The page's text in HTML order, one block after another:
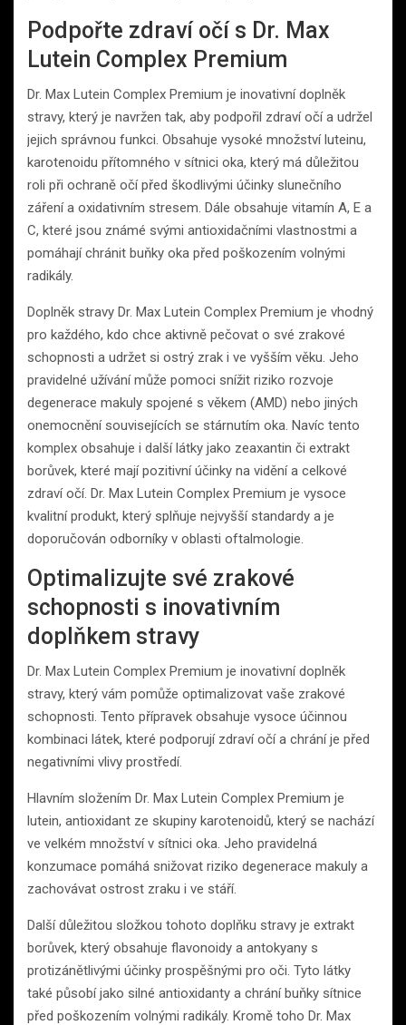
Podpořte zdraví očí s Dr. Max
Lutein Complex Premium
Dr. Max Lutein Complex Premium je inovativní doplněk
stravy, který je navržen tak, aby podpořil zdraví očí a udržel
jejich správnou funkci. Obsahuje vysoké množství luteinu,
karotenoidu přítomného v sítnici oka, který má důležitou
roli při ochraně očí před škodlivými účinky slunečního
záření a oxidativním stresem. Dále obsahuje vitamín A, E a
C, které jsou známé svými antioxidačními vlastnostmi a
pomáhají chránit buňky oka před poškozením volnými
radikály.
Doplněk stravy Dr. Max Lutein Complex Premium je vhodný
pro každého, kdo chce aktivně pečovat o své zrakové
schopnosti a udržet si ostrý zrak i ve vyšším věku. Jeho
pravidelné užívání může pomoci snížit riziko rozvoje
degenerace makuly spojené s věkem (AMD) nebo jiných
onemocnění souvisejících se stárnutím oka. Navíc tento
komplex obsahuje i další látky jako zeaxantin či extrakt
borůvek, které mají pozitivní účinky na vidění a celkové
zdraví očí. Dr. Max Lutein Complex Premium je vysoce
kvalitní produkt, který splňuje nejvyšší standardy a je
doporučován odborníky v oblasti oftalmologie.
Optimalizujte své zrakové
schopnosti s inovativním
doplňkem stravy
Dr. Max Lutein Complex Premium je inovativní doplněk
stravy, který vám pomůže optimalizovat vaše zrakové
schopnosti. Tento přípravek obsahuje vysoce účinnou
kombinaci látek, které podporují zdraví očí a chrání je před
negativními vlivy prostředí.
Hlavním složením Dr. Max Lutein Complex Premium je
lutein, antioxidant ze skupiny karotenoidů, který se nachází
ve velkém množství v sítnici oka. Jeho pravidelná
konzumace pomáhá snižovat riziko degenerace makuly a
zachovávat ostrost zraku i ve stáří.
Další důležitou složkou tohoto doplňku stravy je extrakt
borůvek, který obsahuje flavonoidy a antokyany s
protizánětlivými účinky prospěšnými pro oči. Tyto látky
také působí jako silné antioxidanty a chrání buňky sítnice
před poškozením volnými radikály. Kromě toho Dr. Max